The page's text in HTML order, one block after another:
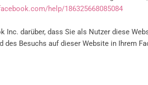
help/186325668085084
Inc. darüber, dass Sie als Nutzer diese
des Besuchs auf dieser Website in Ihrem